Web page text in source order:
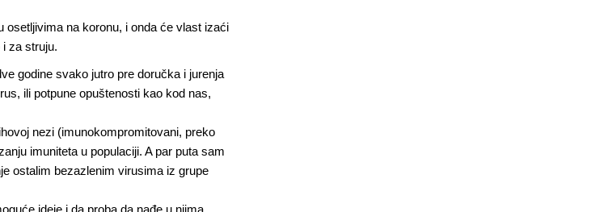
osetljivima na koronu, i onda će vlast izaći
za struju.
godine svako jutro pre doručka i jurenja
ili potpune opuštenosti kao kod nas,
nezi (imunokompromitovani, preko
imuniteta u populaciji. A par puta sam
ostalim bezazlenim virusima iz grupe